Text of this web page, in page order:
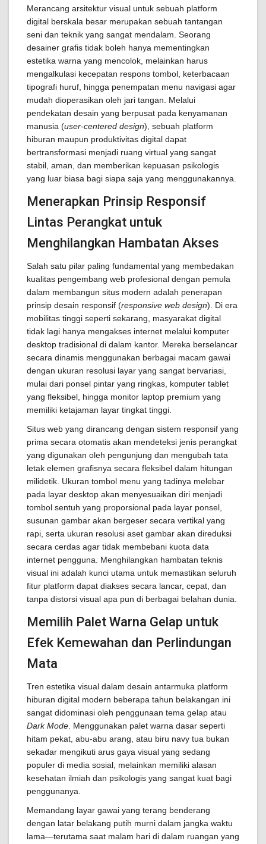
Merancang arsitektur visual untuk sebuah platform
digital berskala besar merupakan sebuah tantangan
seni dan teknik yang sangat mendalam. Seorang
desainer grafis tidak boleh hanya mementingkan
estetika warna yang mencolok, melainkan harus
mengalkulasi kecepatan respons tombol, keterbacaan
tipografi huruf, hingga penempatan menu navigasi agar
mudah dioperasikan oleh jari tangan. Melalui
pendekatan desain yang berpusat pada kenyamanan
manusia (user-centered design), sebuah platform
hiburan maupun produktivitas digital dapat
bertransformasi menjadi ruang virtual yang sangat
stabil, aman, dan memberikan kepuasan psikologis
yang luar biasa bagi siapa saja yang menggunakannya.
Menerapkan Prinsip Responsif
Lintas Perangkat untuk
Menghilangkan Hambatan Akses
Salah satu pilar paling fundamental yang membedakan
kualitas pengembang web profesional dengan pemula
dalam membangun situs modern adalah penerapan
prinsip desain responsif (responsive web design). Di era
mobilitas tinggi seperti sekarang, masyarakat digital
tidak lagi hanya mengakses internet melalui komputer
desktop tradisional di dalam kantor. Mereka berselancar
secara dinamis menggunakan berbagai macam gawai
dengan ukuran resolusi layar yang sangat bervariasi,
mulai dari ponsel pintar yang ringkas, komputer tablet
yang fleksibel, hingga monitor laptop premium yang
memiliki ketajaman layar tingkat tinggi.
Situs web yang dirancang dengan sistem responsif yang
prima secara otomatis akan mendeteksi jenis perangkat
yang digunakan oleh pengunjung dan mengubah tata
letak elemen grafisnya secara fleksibel dalam hitungan
milidetik. Ukuran tombol menu yang tadinya melebar
pada layar desktop akan menyesuaikan diri menjadi
tombol sentuh yang proporsional pada layar ponsel,
susunan gambar akan bergeser secara vertikal yang
rapi, serta ukuran resolusi aset gambar akan direduksi
secara cerdas agar tidak membebani kuota data
internet pengguna. Menghilangkan hambatan teknis
visual ini adalah kunci utama untuk memastikan seluruh
fitur platform dapat diakses secara lancar, cepat, dan
tanpa distorsi visual apa pun di berbagai belahan dunia.
Memilih Palet Warna Gelap untuk
Efek Kemewahan dan Perlindungan
Mata
Tren estetika visual dalam desain antarmuka platform
hiburan digital modern beberapa tahun belakangan ini
sangat didominasi oleh penggunaan tema gelap atau
Dark Mode . Menggunakan palet warna dasar seperti
hitam pekat, abu-abu arang, atau biru navy tua bukan
sekadar mengikuti arus gaya visual yang sedang
populer di media sosial, melainkan memiliki alasan
kesehatan ilmiah dan psikologis yang sangat kuat bagi
penggunanya.
Memandang layar gawai yang terang benderang
dengan latar belakang putih murni dalam jangka waktu
lama—terutama saat malam hari di dalam ruangan yang